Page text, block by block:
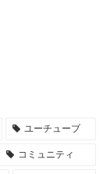
ユーチューブ
コミュニティ